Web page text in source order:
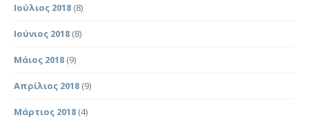
Ιούλιος 2018 (8)
Ιούνιος 2018 (8)
Μάιος 2018 (9)
Απρίλιος 2018 (9)
Μάρτιος 2018 (4)